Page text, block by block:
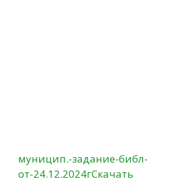
муницип.-задание-библ-
от-24.12.2024гСкачать